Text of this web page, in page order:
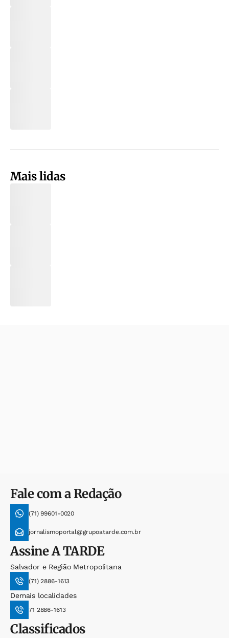
Mais lidas
Fale com a Redação
(71) 99601-0020
jornalismoportal@grupoatarde.com.br
AssineA TARDE
Salvador e Região Metropolitana
(71) 2886-1613
Demais localidades
71 2886-1613
Classificados